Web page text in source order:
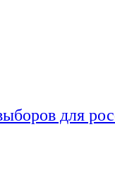
для